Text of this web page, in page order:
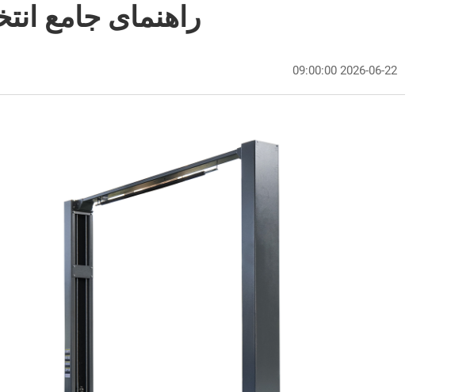
راهنمای جامع
2026-06-22 09:00:00